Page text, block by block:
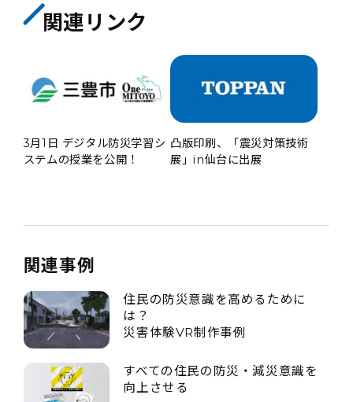
関連リンク
3月1日 デジタル防災学習シ
ステムの授業を公開！
凸版印刷、「震災対策技術
展」in仙台に出展
関連事例
住民の防災意識を高めるために
は？
災害体験VR制作事例
すべての住民の防災・減災意識を
向上させる